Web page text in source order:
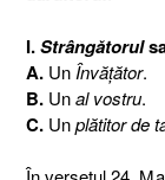
I.Strângătorul
A. Un Învăţător.
B. Unal vostru.
C. Unplătitor de